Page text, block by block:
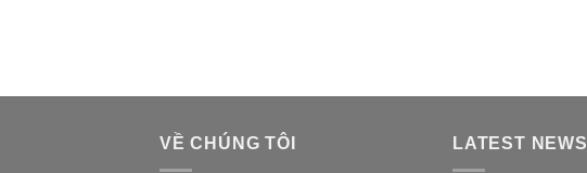
VỀ CHÚNG TÔI LATEST NEWS